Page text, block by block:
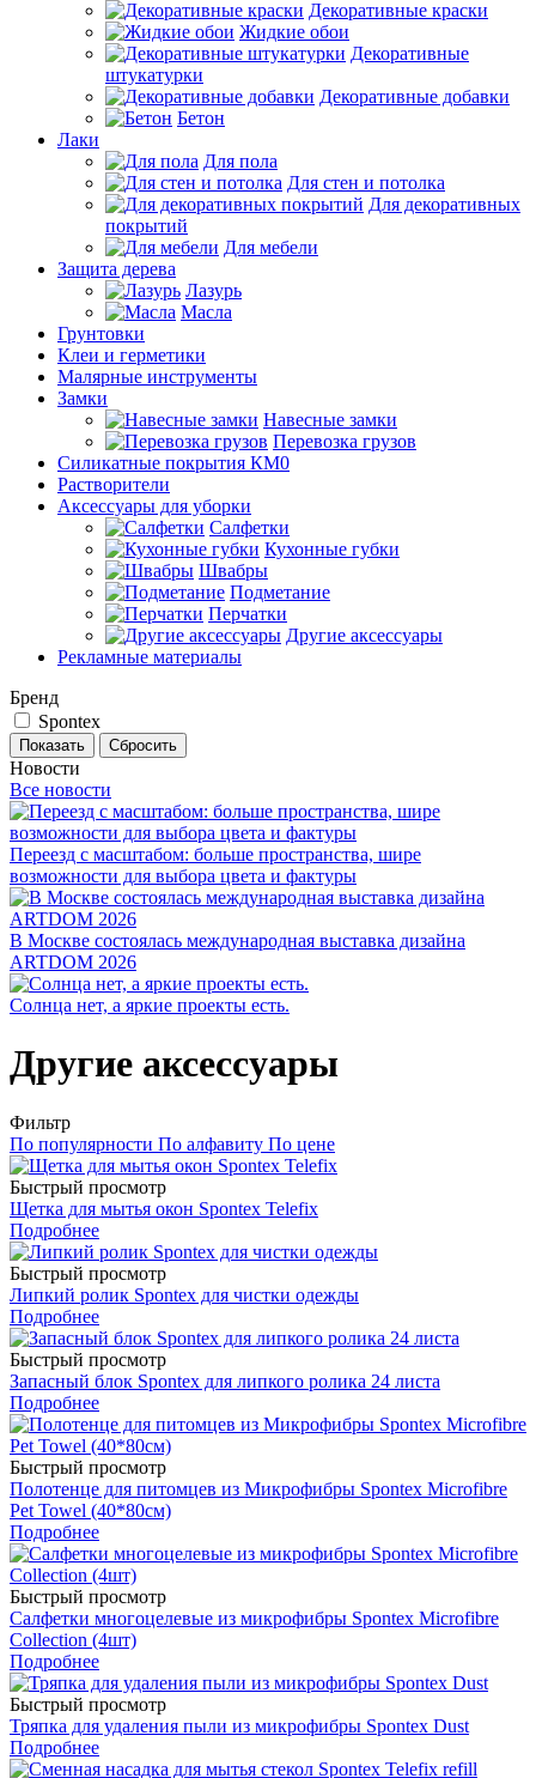
Декоративные краски
Жидкие обои
Декоративные
штукатурки
Декоративные добавки
Бетон
Лаки
Для пола
Для стен и потолка
Для декоративных
покрытий
Для мебели
Защита дерева
Лазурь
Масла
Грунтовки
Клеи и герметики
Малярные инструменты
Замки
Навесные замки
Перевозка грузов
Силикатные покрытия КМ0
Растворители
Аксессуары для уборки
Салфетки
Кухонные губки
Швабры
Подметание
Перчатки
Другие аксессуары
Рекламные материалы
Бренд
Spontex
Сбросить
Новости
Все новости
Переезд с масштабом: больше пространства, шире
возможности для выбора цвета и фактуры
В Москве состоялась международная выставка дизайна
ARTDOM 2026
Солнца нет, а яркие проекты есть.
Другие аксессуары
Фильтр
По популярности По алфавиту По цене
Быстрый просмотр
Щетка для мытья окон Spontex Telefix
Подробнее
Быстрый просмотр
Липкий ролик Spontex для чистки одежды
Подробнее
Быстрый просмотр
Запасный блок Spontex для липкого ролика 24 листа
Подробнее
Быстрый просмотр
Полотенце для питомцев из Микрофибры Spontex Microfibre
Pet Towel (40*80см)
Подробнее
Быстрый просмотр
Салфетки многоцелевые из микрофибры Spontex Microfibre
Collection (4шт)
Подробнее
Быстрый просмотр
Тряпка для удаления пыли из микрофибры Spontex Dust
Подробнее